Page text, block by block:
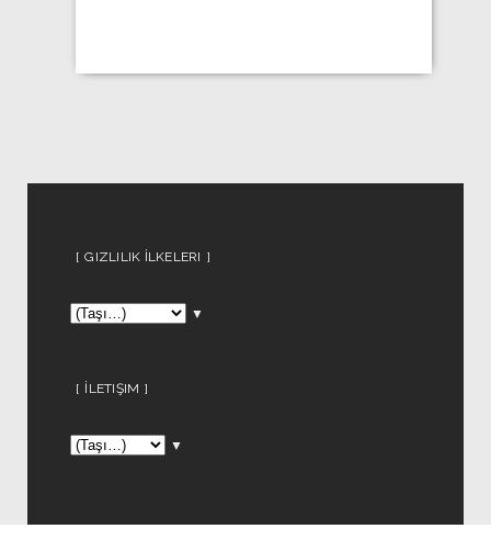
GIZLILIK İLKELERI
▼
İLETIŞIM
▼